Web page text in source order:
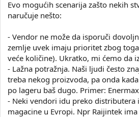
Evo mogućih scenarija zašto nekih
naručuje nešto:
- Vendor ne može da isporuči
zemlje uvek imaju prioritet zbog
veće količine). Ukratko, mi ćemo da
- Lažna potražnja. Naši ljudi često
treba nekog proizvoda, pa onda
po lageru baš dugo. Primer:
- Neki vendori idu preko distributera
magacine u Evropi. Npr Raijintek